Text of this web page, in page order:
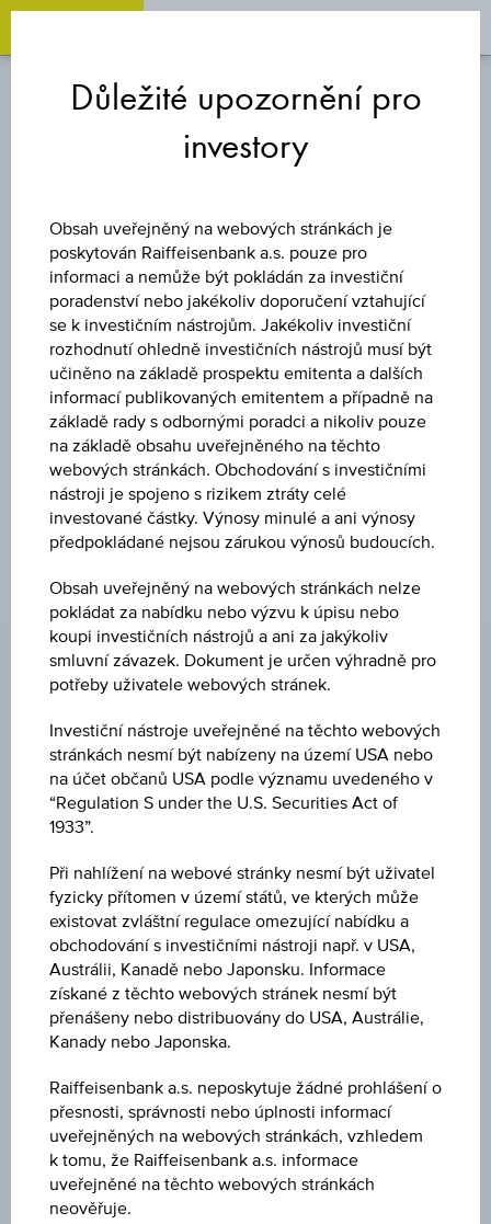
Quicklinks
TURBO CERTIFIKÁT
SHORT
VOLKSWAGEN AG
VORZÜGE
Uveřejněné produktové informace jsou určeny čistě pro
investory, kteří již mají produkt ve svém portfoliu. Tyto údaje
neslouží jako doporučení ani jako nabídka k nákupu těchto
cenných papírů.
ZMĚNA
--
NÁKUP
PRODEJ
-
POSLEDNÍ AKTUALIZACE
CENA PODKL. AKTIVA
76,06(-0,83 %)
BARIÉRA
EUR 194,00
BARIÉRA VZDÁL.
155,06 %
PÁKA
-
Důležité upozornění pro
investory
Obsah uveřejněný na webových stránkách je
poskytován Raiffeisenbank a.s. pouze pro
informaci a nemůže být pokládán za investiční
poradenství nebo jakékoliv doporučení vztahující
se k investičním nástrojům. Jakékoliv investiční
rozhodnutí ohledně investičních nástrojů musí být
učiněno na základě prospektu emitenta a dalších
informací publikovaných emitentem a případně na
základě rady s odbornými poradci a nikoliv pouze
na základě obsahu uveřejněného na těchto
webových stránkách. Obchodování s investičními
nástroji je spojeno s rizikem ztráty celé
investované částky. Výnosy minulé a ani výnosy
předpokládané nejsou zárukou výnosů budoucích.
Obsah uveřejněný na webových stránkách nelze
pokládat za nabídku nebo výzvu k úpisu nebo
koupi investičních nástrojů a ani za jakýkoliv
smluvní závazek. Dokument je určen výhradně pro
potřeby uživatele webových stránek.
Investiční nástroje uveřejněné na těchto webových
stránkách nesmí být nabízeny na území USA nebo
na účet občanů USA podle významu uvedeného v
“Regulation S under the U.S. Securities Act of
1933”.
Při nahlížení na webové stránky nesmí být uživatel
fyzicky přítomen v území států, ve kterých může
existovat zvláštní regulace omezující nabídku a
obchodování s investičními nástroji např. v USA,
Austrálii, Kanadě nebo Japonsku. Informace
získané z těchto webových stránek nesmí být
přenášeny nebo distribuovány do USA, Austrálie,
Kanady nebo Japonska.
Raiffeisenbank a.s. neposkytuje žádné prohlášení o
přesnosti, správnosti nebo úplnosti informací
uveřejněných na webových stránkách, vzhledem
k tomu, že Raiffeisenbank a.s. informace
uveřejněné na těchto webových stránkách
neověřuje.